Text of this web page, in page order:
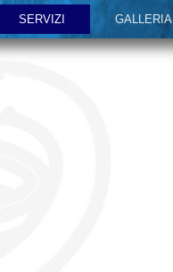
SERVIZI GALLERIA